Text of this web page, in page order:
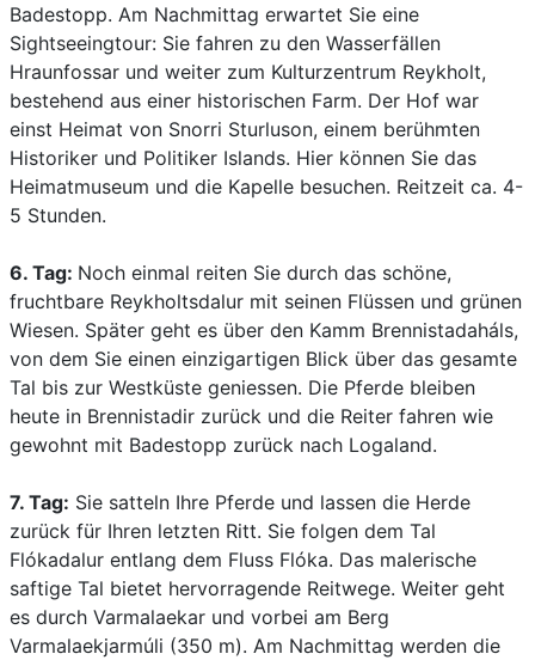
Badestopp. Am Nachmittag erwartet Sie eine
Sightseeingtour: Sie fahren zu den Wasserfällen
Hraunfossar und weiter zum Kulturzentrum Reykholt,
bestehend aus einer historischen Farm. Der Hof war
einst Heimat von Snorri Sturluson, einem berühmten
Historiker und Politiker Islands. Hier können Sie das
Heimatmuseum und die Kapelle besuchen. Reitzeit ca. 4-
5 Stunden.
6. Tag: Noch einmal reiten Sie durch das schöne,
fruchtbare Reykholtsdalur mit seinen Flüssen und grünen
Wiesen. Später geht es über den Kamm Brennistadaháls,
von dem Sie einen einzigartigen Blick über das gesamte
Tal bis zur Westküste geniessen. Die Pferde bleiben
heute in Brennistadir zurück und die Reiter fahren wie
gewohnt mit Badestopp zurück nach Logaland.
7. Tag: Sie satteln Ihre Pferde und lassen die Herde
zurück für Ihren letzten Ritt. Sie folgen dem Tal
Flókadalur entlang dem Fluss Flóka. Das malerische
saftige Tal bietet hervorragende Reitwege. Weiter geht
es durch Varmalaekar und vorbei am Berg
Varmalaekjarmúli (350 m). Am Nachmittag werden die